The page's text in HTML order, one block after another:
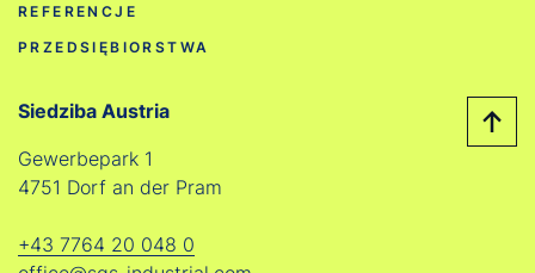
REFERENCJE
PRZEDSIĘBIORSTWA
Siedziba Austria
Gewerbepark 1
4751 Dorf an der Pram
+43 7764 20 048 0